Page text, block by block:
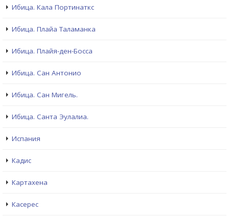
Ибица. Кала Портинаткс
Ибица. Плайа Таламанка
Ибица. Плайя-ден-Босса
Ибица. Сан Антонио
Ибица. Сан Мигель.
Ибица. Санта Эулалиа.
Испания
Кадис
Картахена
Касерес